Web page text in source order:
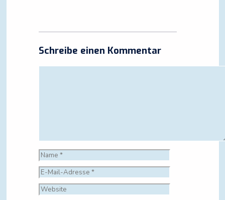
Schreibe einen Kommentar
Name
E-
Mail-
Adresse
Website